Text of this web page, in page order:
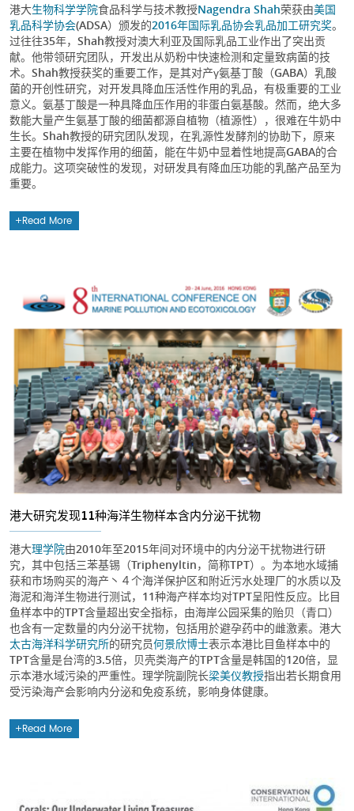
港大生物科学学院食品科学与技术教授Nagendra Shah荣获由美国
乳品科学协会(ADSA）颁发的2016年国际乳品协会乳品加工研究奖。
过往往35年，Shah教授对澳大利亚及国际乳品工业作出了突出贡
献。他带领研究团队，开发出从奶粉中快速检测和定量致病菌的技
术。Shah教授获奖的重要工作，是其对产γ氨基丁酸（GABA）乳酸
菌的开创性研究，对开发具降血压活性作用的乳品，有极重要的工业
意义。氨基丁酸是一种具降血压作用的非蛋白氨基酸。然而，绝大多
数能大量产生氨基丁酸的细菌都源自植物（植源性），很难在牛奶中
生长。Shah教授的研究团队发现，在乳源性发酵剂的协助下，原来
主要在植物中发挥作用的细菌，能在牛奶中显着性地提高GABA的合
成能力。这项突破性的发现，对研发具有降血压功能的乳酪产品至为
重要。
Read More
港大研究发现11种海洋生物样本含内分泌干扰物
港大理学院由2010年至2015年间对环境中的内分泌干扰物进行研
究，其中包括三苯基锡（Triphenyltin，简称TPT）。为本地水域捕
获和市场购买的海产丶４个海洋保护区和附近污水处理厂的水质以及
海泥和海洋生物进行测试，11种海产样本均对TPT呈阳性反应。比目
鱼样本中的TPT含量超出安全指标，由海岸公园采集的贻贝（青口）
也含有一定数量的内分泌干扰物，包括用於避孕药中的雌激素。港大
太古海洋科学研究所的研究员何景欣博士表示本港比目鱼样本中的
TPT含量是台湾的3.5倍，贝壳类海产的TPT含量是韩国的120倍，显
示本港水域污染的严重性。理学院副院长梁美仪教授指出若长期食用
受污染海产会影响内分泌和免疫系统，影响身体健康。
Read More